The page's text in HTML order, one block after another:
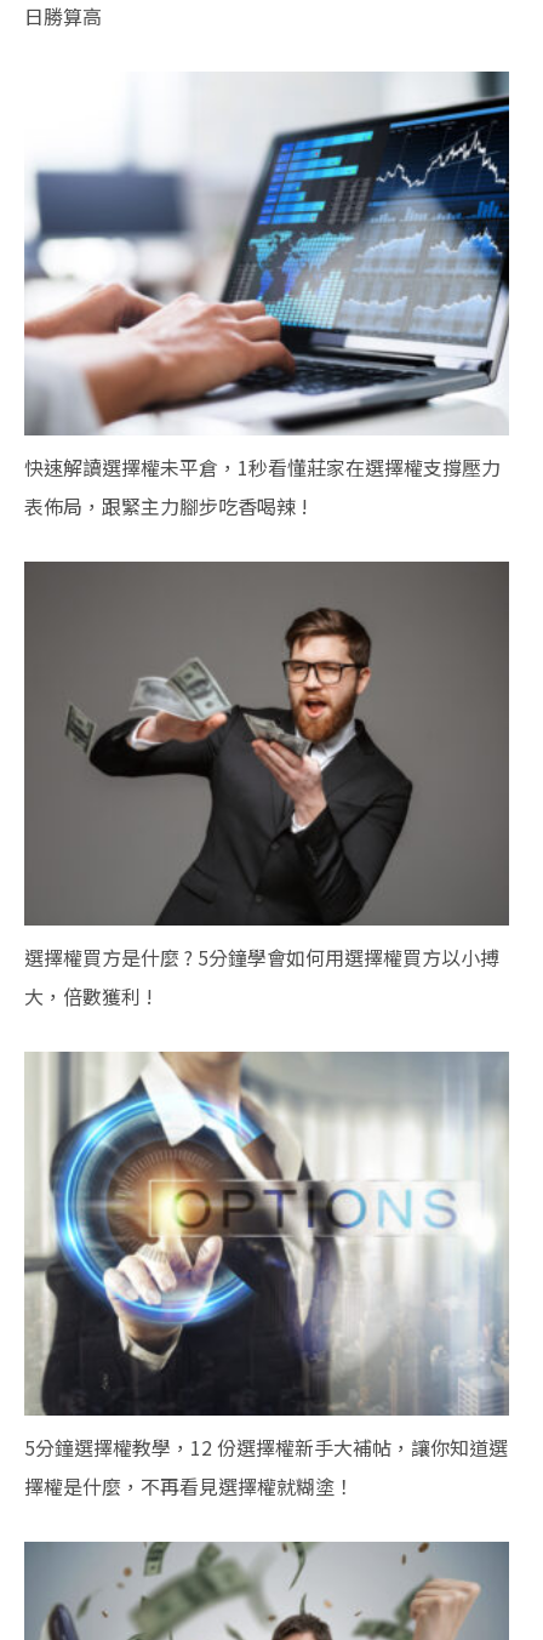
日勝算高
快速解讀選擇權未平倉，1秒看懂莊家在選擇權支撐壓力
表佈局，跟緊主力腳步吃香喝辣 !
選擇權買方是什麼 ? 5分鐘學會如何用選擇權買方以小搏
大，倍數獲利 !
5分鐘選擇權教學，12 份選擇權新手大補帖，讓你知道選
擇權是什麼，不再看見選擇權就糊塗！